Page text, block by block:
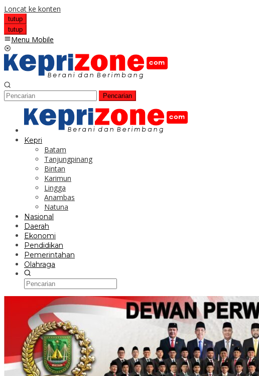
Loncat ke konten
tutup
tutup
Menu Mobile
Pencarian
Kepri
Batam
Tanjungpinang
Bintan
Karimun
Lingga
Anambas
Natuna
Nasional
Daerah
Ekonomi
Pendidikan
Pemerintahan
Olahraga